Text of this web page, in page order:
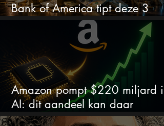
Bank of America tipt deze 3
chipaandelen
Amazon pompt $220 miljard in
AI: dit aandeel kan daar
explosief van profiteren